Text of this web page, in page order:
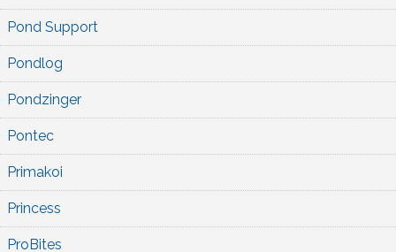
Pond Support
Pondlog
Pondzinger
Pontec
Primakoi
Princess
ProBites